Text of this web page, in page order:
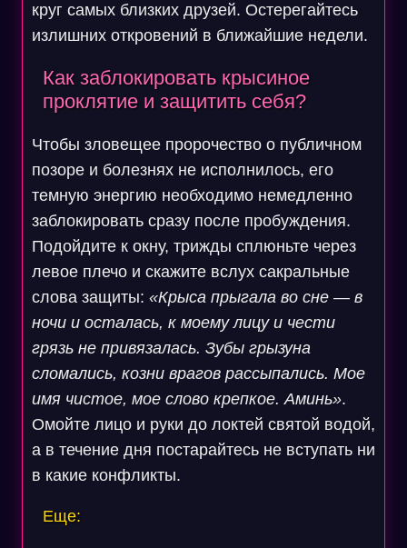
круг самых близких друзей. Остерегайтесь
излишних откровений в ближайшие недели.
Как заблокировать крысиное
проклятие и защитить себя?
Чтобы зловещее пророчество о публичном
позоре и болезнях не исполнилось, его
темную энергию необходимо немедленно
заблокировать сразу после пробуждения.
Подойдите к окну, трижды сплюньте через
левое плечо и скажите вслух сакральные
слова защиты: «Крыса прыгала во сне — в
ночи и осталась, к моему лицу и чести
грязь не привязалась. Зубы грызуна
сломались, козни врагов рассыпались. Мое
имя чистое, мое слово крепкое. Аминь».
Омойте лицо и руки до локтей святой водой,
а в течение дня постарайтесь не вступать ни
в какие конфликты.
Еще: